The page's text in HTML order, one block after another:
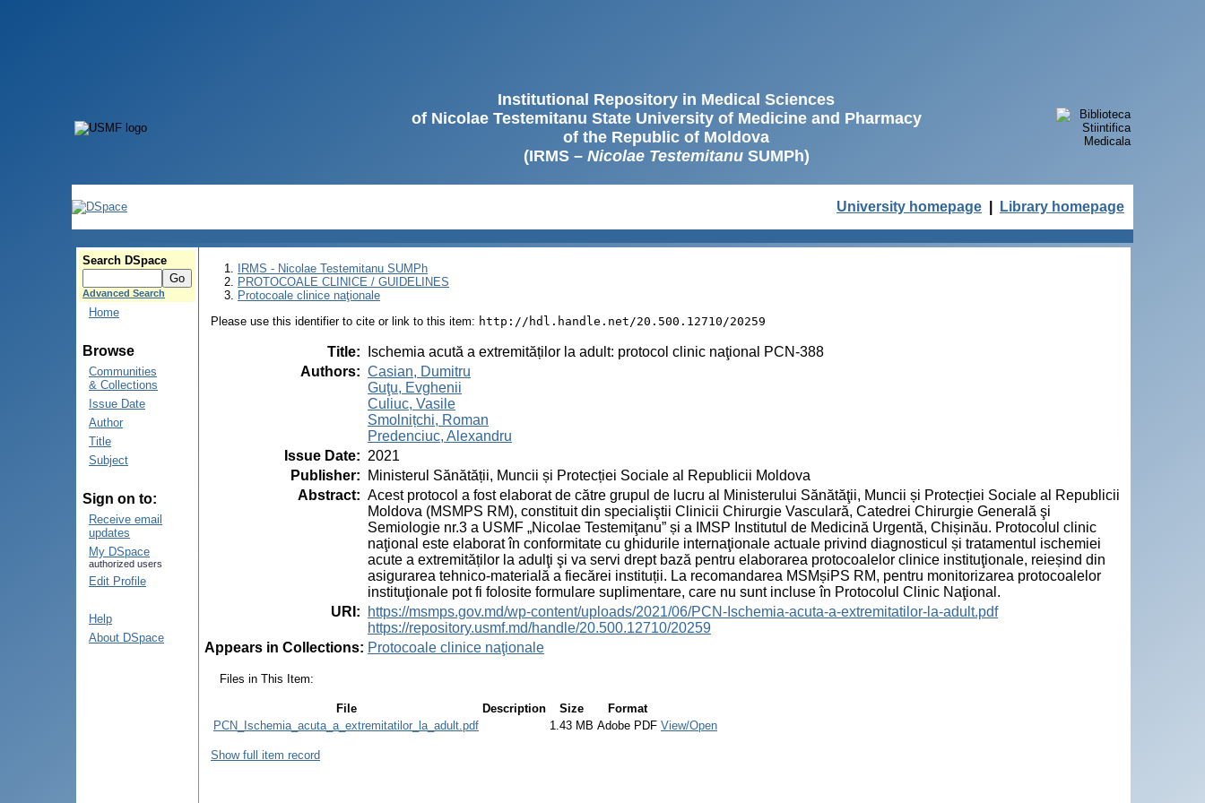
Institutional Repository in Medical Sciences
of Nicolae Testemitanu State University of Medicine and Pharmacy
of the Republic of Moldova
(IRMS – Nicolae TestemitanuSUMPh)
University homepage Library homepage
Search DSpace
Advanced Search
Home
Browse
Communities
& Collections
Issue Date
Author
Title
Subject
Sign on to:
Receive email
updates
My DSpace
authorized users
Edit Profile
Help
About DSpace
IRMS - Nicolae Testemitanu SUMPh
PROTOCOALE CLINICE / GUIDELINES
Protocoale clinice naţionale
Please use this identifier to cite or link to this item: http://hdl.handle.net/20.500.12710/20259
Title:
Ischemia acută a extremităților la adult: protocol clinic naţional PCN-388
Authors: Casian, Dumitru
Guţu, Evghenii
Culiuc, Vasile
Smolnițchi, Roman
Predenciuc, Alexandru
Issue Date: 2021
Publisher:
Ministerul Sănătății, Muncii și Protecției Sociale al Republicii Moldova
Abstract: Acest protocol a fost elaborat de către grupul de lucru al Ministerului Sănătăţii, Muncii și Protecției Sociale al Republicii
Moldova (MSMPS RM), constituit din specialiştii Clinicii Chirurgie Vasculară, Catedrei Chirurgie Generală şi
Semiologie nr.3 a USMF „Nicolae Testemiţanu” și a IMSP Institutul de Medicină Urgentă, Chișinău. Protocolul clinic
naţional este elaborat în conformitate cu ghidurile internaţionale actuale privind diagnosticul și tratamentul ischemiei
acute a extremităților la adulţi şi va servi drept bază pentru elaborarea protocoalelor clinice instituţionale, reieșind din
asigurarea tehnico-materială a fiecărei instituții. La recomandarea MSMșiPS RM, pentru monitorizarea protocoalelor
instituţionale pot fi folosite formulare suplimentare, care nu sunt incluse în Protocolul Clinic Naţional.
URI :
https://msmps.gov.md/wp-content/uploads/2021/06/PCN-Ischemia-acuta-a-extremitatilor-la-adult.pdf
https://repository.usmf.md/handle/20.500.12710/20259
Appears in Collections: Protocoale clinice naţionale
Files in This Item:
File Description Size
Format
PCN_Ischemia_acuta_a_extremitatilor_la_adult.pdf
1.43 MB Adobe PDF View/Open
Show full item record